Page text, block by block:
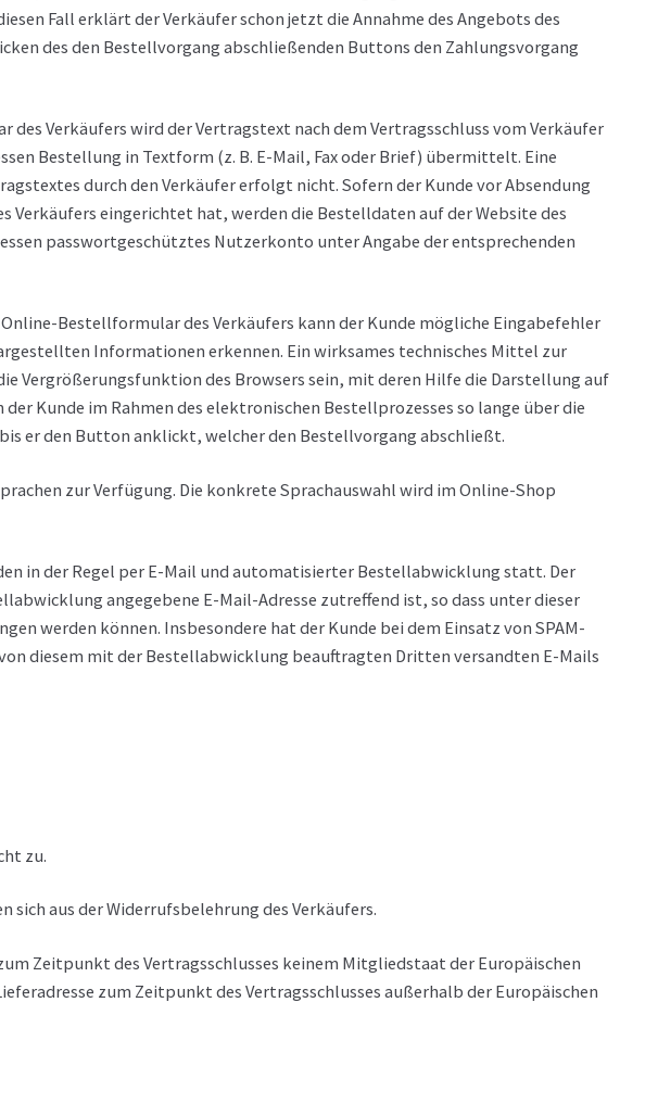
Fall erklärt der Verkäufer schon jetzt die Annahme des Angebots des
des den Bestellvorgang abschließenden Buttons den Zahlungsvorgang
Verkäufers wird der Vertragstext nach dem Vertragsschluss vom Verkäufer
Bestellung in Textform (z. B. E-Mail, Fax oder Brief) übermittelt. Eine
durch den Verkäufer erfolgt nicht. Sofern der Kunde vor Absendung
eingerichtet hat, werden die Bestelldaten auf der Website des
passwortgeschütztes Nutzerkonto unter Angabe der entsprechenden
Bestellformular des Verkäufers kann der Kunde mögliche Eingabefehler
Informationen erkennen. Ein wirksames technisches Mittel zur
Vergrößerungsfunktion des Browsers sein, mit deren Hilfe die Darstellung auf
Kunde im Rahmen des elektronischen Bestellprozesses so lange über die
er den Button anklickt, welcher den Bestellvorgang abschließt.
zur Verfügung. Die konkrete Sprachauswahl wird im Online-Shop
in der Regel per E-Mail und automatisierter Bestellabwicklung statt. Der
angegebene E-Mail-Adresse zutreffend ist, so dass unter dieser
werden können. Insbesondere hat der Kunde bei dem Einsatz von SPAM-
diesem mit der Bestellabwicklung beauftragten Dritten versandten E-Mails
zu.
aus der Widerrufsbelehrung des Verkäufers.
Zeitpunkt des Vertragsschlusses keinem Mitgliedstaat der Europäischen
zum Zeitpunkt des Vertragsschlusses außerhalb der Europäischen